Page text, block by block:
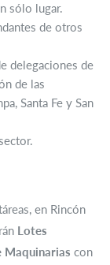
sólo lugar.
de otros
delegaciones de
de las
Santa Fe y San
en Rincón
Lotes
Maquinarias con